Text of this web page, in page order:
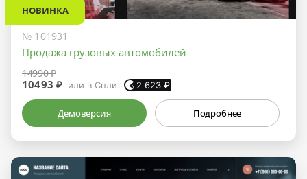
НОВИНКА
№ 101931
Продажа грузовых автомобилей
14990 ₽
10493 ₽ или в Сплит 2 623 ₽
Демоверсия Подробнее